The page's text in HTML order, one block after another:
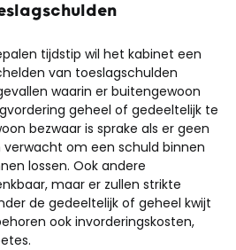
tijdstip wil het kabinet een
van toeslagschulden
waarin er buitengewoon
geheel of gedeeltelijk te
bezwaar is sprake als er geen
om een schuld binnen
lossen. Ook andere
maar er zullen strikte
de gedeeltelijk of geheel kwijt
ook invorderingskosten,